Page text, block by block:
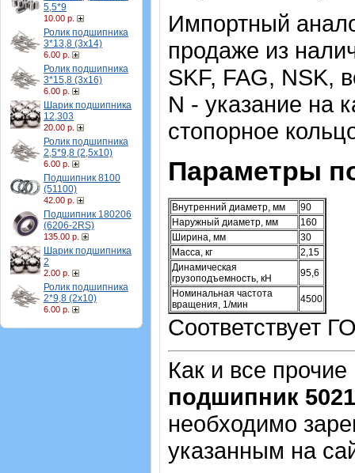
5,5*9
10.00 р.
Ролик подшипника
3*13,8 (3х14)
6.00 р.
Ролик подшипника
3*15,8 (3х16)
6.00 р.
Шарик подшипника
12,303
20.00 р.
Ролик подшипника
2,5*9,8 (2,5х10)
6.00 р.
Подшипник 8100
(51100)
42.00 р.
Подшипник 180206
(6206-2RS)
135.00 р.
Шарик подшипника
2
2.00 р.
Ролик подшипника
2*9,8 (2х10)
6.00 р.
Импортный
продаже из
SKF, FAG, NSK,
N - указание на
стопорное
Параметры
Внутренний диаметр, мм
90
Наружный диаметр, мм
160
Ширина, мм
30
Масса, кг
2,15
Динамическая
грузоподъемность, кН
95,6
Номинальная частота
вращения, 1/мин
4500
Соответствует
Как и все
подшипник
необходимо
указанным на